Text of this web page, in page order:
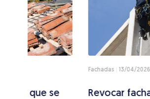
13/04/2026
Revocar fachada: